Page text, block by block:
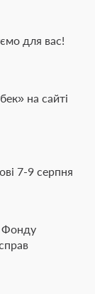
для вас!
на сайті
7-9 серпня
Фонду